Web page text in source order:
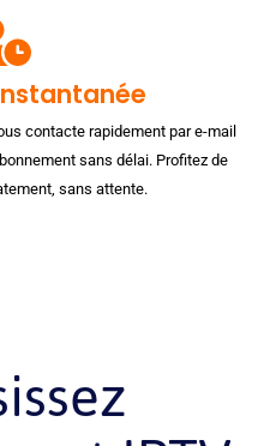
contacte rapidement par e-mail
sans délai. Profitez de
sans attente.